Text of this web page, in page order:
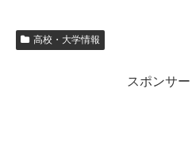
高校・大学情報
スポンサ